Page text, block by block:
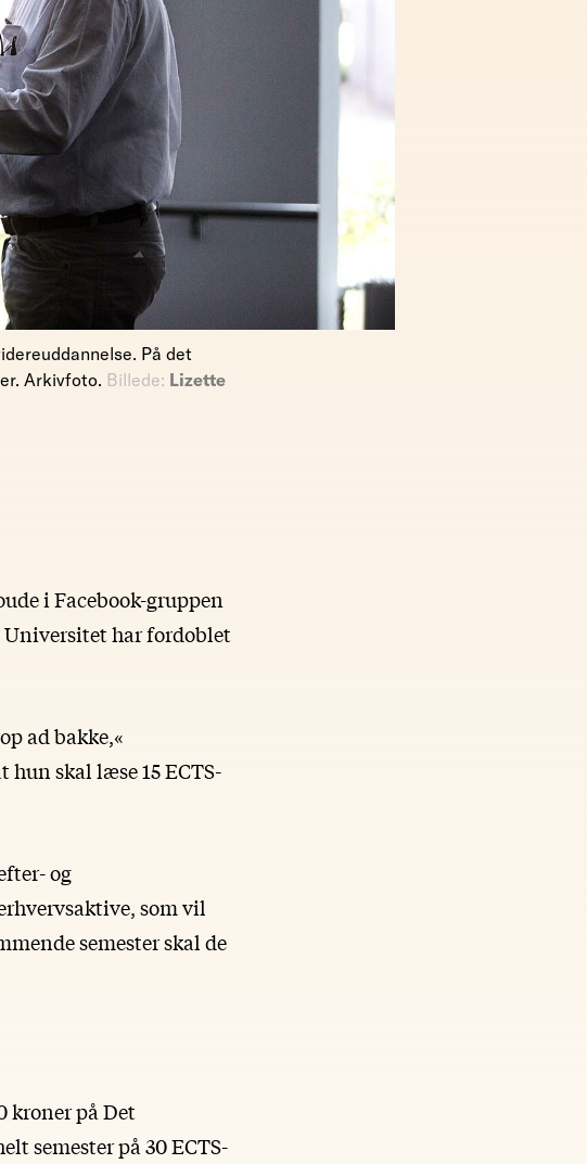
På det
Arkivfoto. Billede: Lizette
i Facebook-gruppen
Universitet har fordoblet
ad bakke,«
skal læse 15 ECTS-
og
som vil
semester skal de
kroner på Det
semester på 30 ECTS-